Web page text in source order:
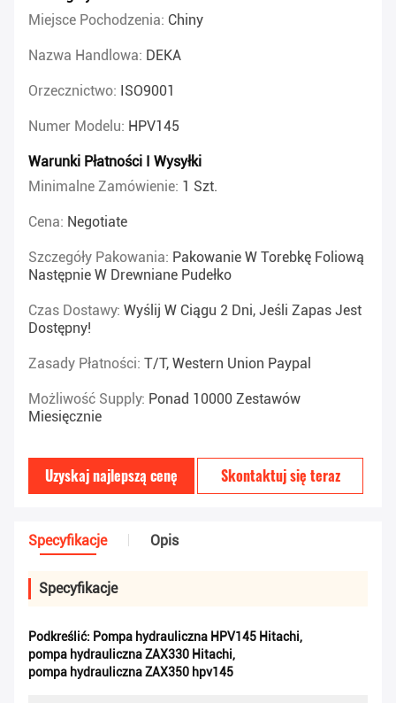
Miejsce Pochodzenia: Chiny
Nazwa Handlowa: DEKA
Orzecznictwo: ISO9001
Numer Modelu: HPV145
Warunki Płatności I Wysyłki
Minimalne Zamówienie: 1 Szt.
Cena: Negotiate
Szczegóły Pakowania: Pakowanie W Torebkę Foliową
Następnie W Drewniane Pudełko
Czas Dostawy: Wyślij W Ciągu 2 Dni, Jeśli Zapas Jest
Dostępny!
Zasady Płatności: T/T, Western Union Paypal
Możliwość Supply: Ponad 10000 Zestawów
Miesięcznie
Uzyskaj najlepszą cenę Skontaktuj się teraz
Specyfikacje Opis
Specyfikacje
Podkreślić: Pompa hydrauliczna HPV145 Hitachi,
pompa hydrauliczna ZAX330 Hitachi,
pompa hydrauliczna ZAX350 hpv145